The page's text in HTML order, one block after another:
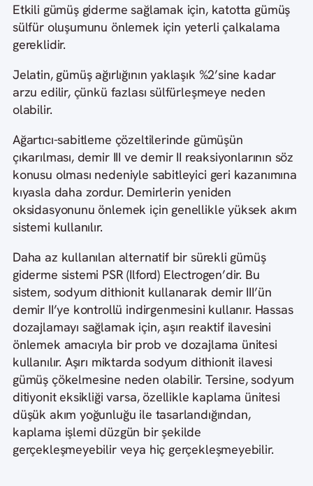
Etkili gümüş giderme sağlamak için, katotta gümüş
sülfür oluşumunu önlemek için yeterli çalkalama
gereklidir.
Jelatin, gümüş ağırlığının yaklaşık %2’sine kadar
arzu edilir, çünkü fazlası sülfürleşmeye neden
olabilir.
Ağartıcı-sabitleme çözeltilerinde gümüşün
çıkarılması, demir III ve demir II reaksiyonlarının söz
konusu olması nedeniyle sabitleyici geri kazanımına
kıyasla daha zordur. Demirlerin yeniden
oksidasyonunu önlemek için genellikle yüksek akım
sistemi kullanılır.
Daha az kullanılan alternatif bir sürekli gümüş
giderme sistemi PSR (Ilford) Electrogen’dir. Bu
sistem, sodyum dithionit kullanarak demir III’ün
demir II’ye kontrollü indirgenmesini kullanır. Hassas
dozajlamayı sağlamak için, aşırı reaktif ilavesini
önlemek amacıyla bir prob ve dozajlama ünitesi
kullanılır. Aşırı miktarda sodyum dithionit ilavesi
gümüş çökelmesine neden olabilir. Tersine, sodyum
ditiyonit eksikliği varsa, özellikle kaplama ünitesi
düşük akım yoğunluğu ile tasarlandığından,
kaplama işlemi düzgün bir şekilde
gerçekleşmeyebilir veya hiç gerçekleşmeyebilir.